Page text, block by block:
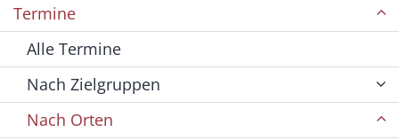
Termine
Alle Termine
Nach Zielgruppen
Nach Orten